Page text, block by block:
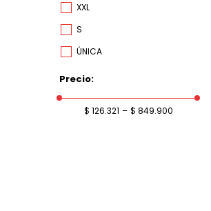
XXL
S
ÚNICA
36
34
32
Precio
$ 126.321 – $ 849.900